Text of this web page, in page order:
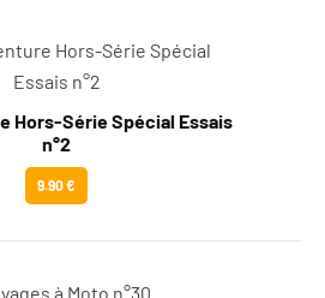
Hors-Série Spécial Essais
n°2
9.90 €